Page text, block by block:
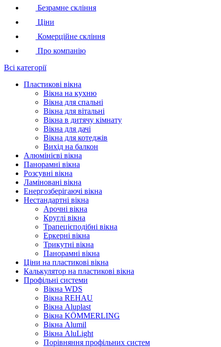
Безрамне скління
Ціни
Комерційне скління
Про компанію
Всі категорії
Пластикові вікна
Вікна на кухню
Вікна для спальні
Вікна для вітальні
Вікна в дитячу кімнату
Вікна для дачі
Вікна для котеджів
Вихід на балкон
Алюмінієві вікна
Панорамні вікна
Розсувні вікна
Ламіновані вікна
Енергозберігаючі вікна
Нестандартні вікна
Арочні вікна
Круглі вікна
Трапецієподібні вікна
Еркерні вікна
Трикутні вікна
Панорамні вікна
Ціни на пластикові вікна
Калькулятор на пластикові вікна
Профільні системи
Вікна WDS
Вікна REHAU
Вікна Aluplast
Вікна KÖMMERLING
Вікна Alumil
Вікна AluLight
Порівняння профільних систем